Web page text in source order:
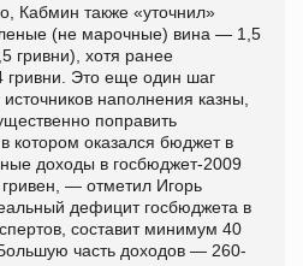
Кабмин также «уточнил»
(не марочные) вина — 1,5
гривни), хотя ранее
Это еще один шаг
наполнения казны,
поправить
котором оказался бюджет в
доходы в госбюджет-2009
— отметил Игорь
дефицит госбюджета в
составит минимум 40
часть доходов — 260-